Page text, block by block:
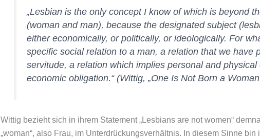
„Lesbian is the only concept I know of which is beyond
(woman and man), because the designated subject
either economically, or politically, or ideologically. For
specific social relation to a man, a relation that we have
servitude, a relation which implies personal and
economic obligation.“ (Wittig, „One Is Not Born a
Wittig bezieht sich in ihrem Statement „Lesbians are not women“
„woman“, also Frau, im Unterdrückungsverhältnis. In diesem Sinne